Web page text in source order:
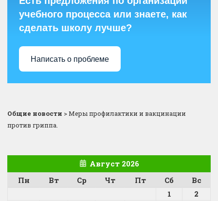
учебного процесса или знаете, как
сделать школу лучше?
Написать о проблеме
Общие новости >Меры профилактики и вакцинации
против гриппа.
Август 2026
Пн
Вт Ср Чт Пт Сб
Вс
1
2